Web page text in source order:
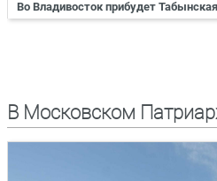
Во Владивосток прибудет
В Московском